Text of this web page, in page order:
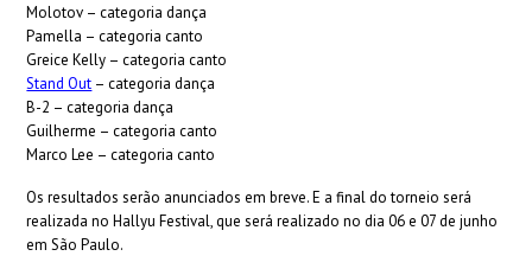
Molotov – categoria dança
Pamella – categoria canto
Greice Kelly – categoria canto
Stand Out – categoria dança
B-2 – categoria dança
Guilherme – categoria canto
Marco Lee – categoria canto
Os resultados serão anunciados em breve. E a final do torneio será
realizada no Hallyu Festival, que será realizado no dia 06 e 07 de junho
em São Paulo.